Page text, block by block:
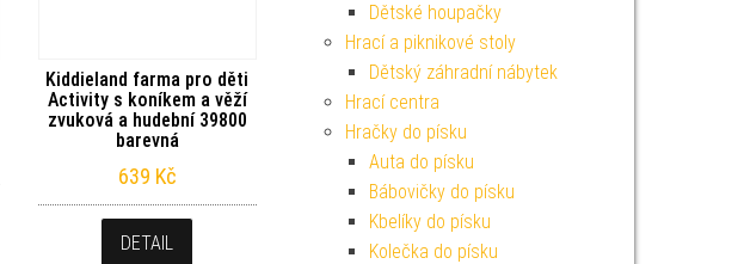
Kiddieland farma pro děti
Activity s koníkem a věží
zvuková a hudební 39800
barevná
639 Kč
DETAIL
Dětské houpačky
Hrací a piknikové stoly
Dětský záhradní nábytek
Hrací centra
Hračky do písku
Auta do písku
Bábovičky do písku
Kbelíky do písku
Kolečka do písku